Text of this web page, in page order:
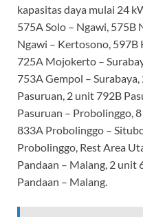
kapasitas daya mulai 24
575A Solo – Ngawi, 575B
Ngawi – Kertosono,
725A Mojokerto –
753A Gempol –
Pasuruan, 2 unit 792B
Pasuruan – Probolinggo,
833A Probolinggo –
Probolinggo, Rest Area
Pandaan – Malang, 2 unit
Pandaan – Malang.